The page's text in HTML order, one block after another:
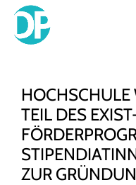
Skip
HOCHSCHULE
TEIL DES
ZUR